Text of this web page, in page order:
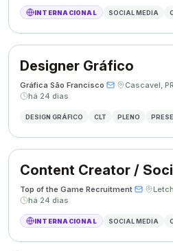
INTERNACIONAL SOCIAL MEDIA
Designer Gráfico
Gráfica São Francisco· · Cascavel, PR
há 24 dias
DESIGN GRÁFICO CLT PLENO
Content Creator /
Top of the Game Recruitment· ·
há 24 dias
INTERNACIONAL SOCIAL MEDIA